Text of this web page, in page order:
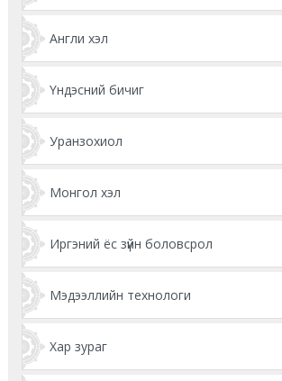
Англи хэл
Үндэсний бичиг
Уранзохиол
Монгол хэл
Иргэний ёс зүйн боловсрол
Мэдээллийн технологи
Хар зураг